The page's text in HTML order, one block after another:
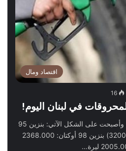
اقتصاد ومال
16
في لبنان اليوم!
انخفضت أسعار المحروقات، وأصبحت على الشكل الآتي: بنزين 95
أوكتان: 2350.000 ليرة (-32000) بنزين 98 أوكتان: 2368.000